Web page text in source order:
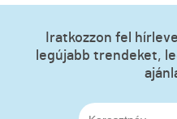
Iratkozzon fel
legújabb trendeket,